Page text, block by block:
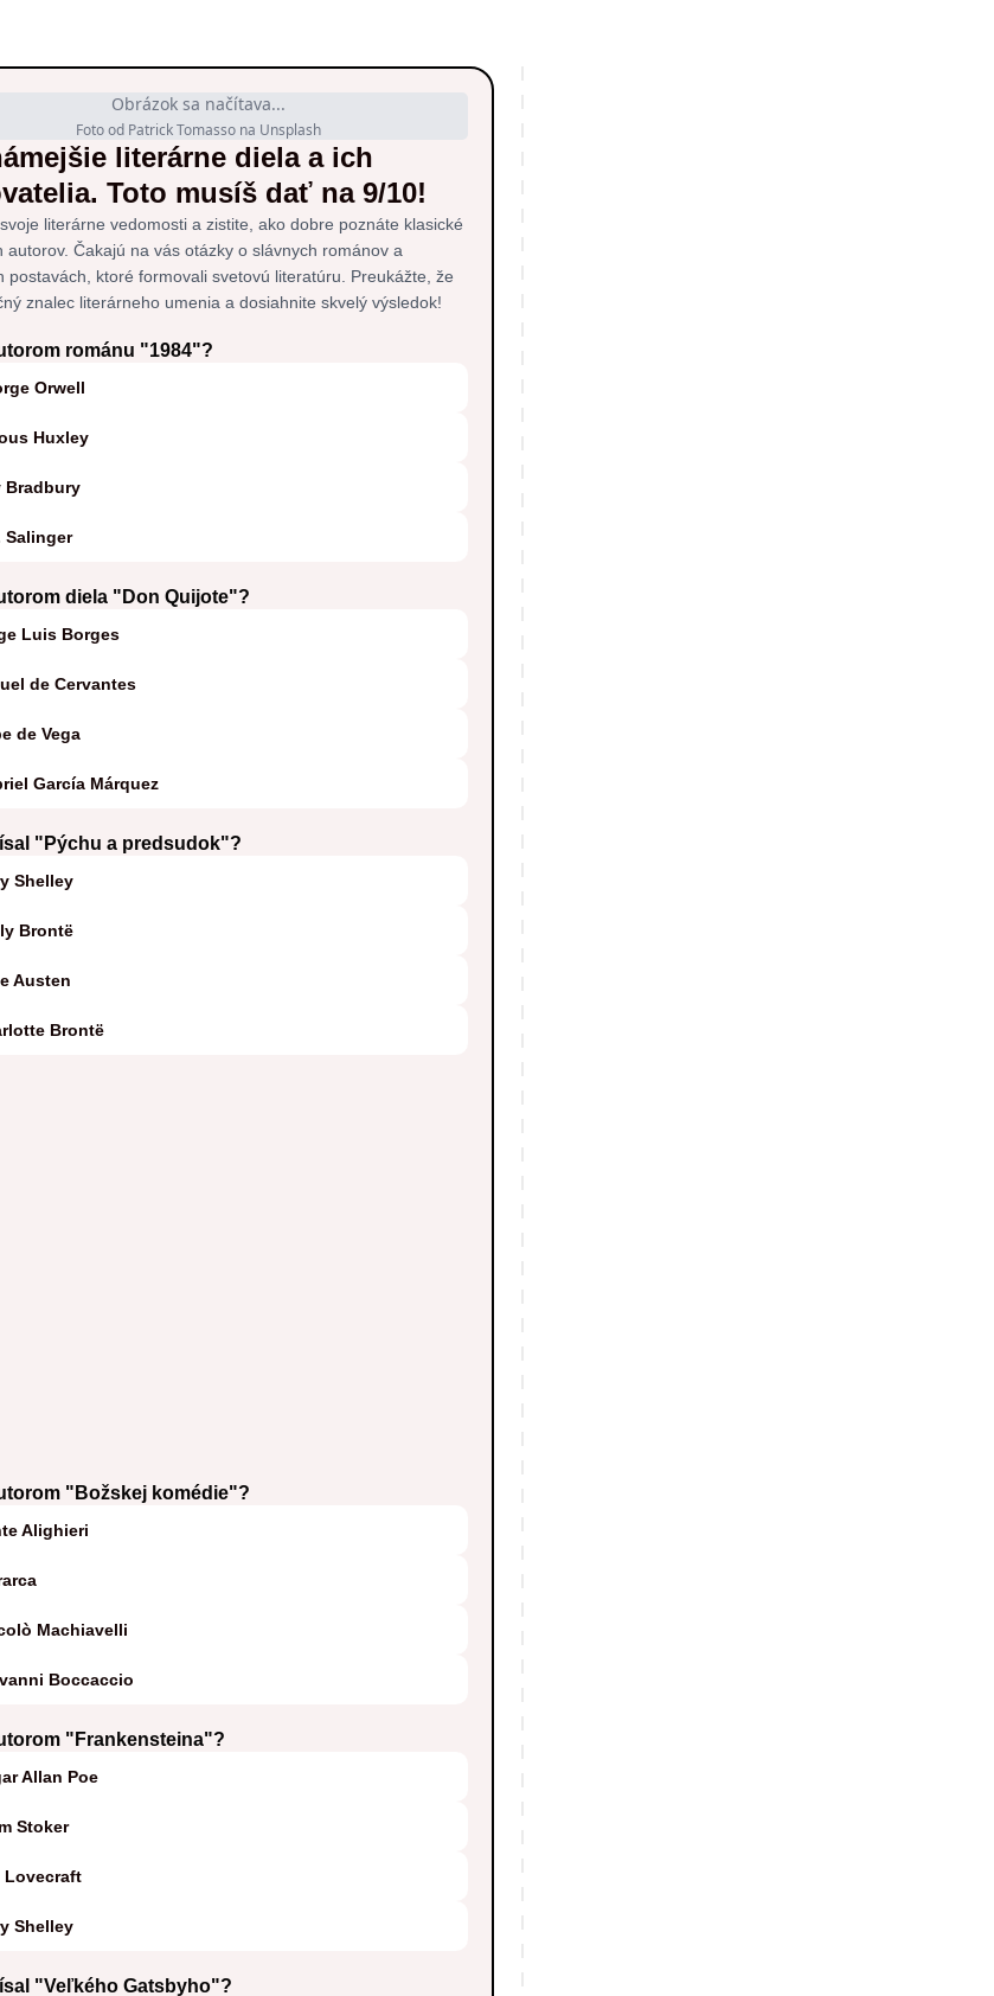
Obrázok sa načítava...
Foto od Patrick Tomasso na Unsplash
literárne diela a ich
Toto musíš dať na 9/10!
literárne vedomosti a zistite, ako dobre poznáte klasické
autorov. Čakajú na vás otázky o slávnych románov a
postavách, ktoré formovali svetovú literatúru. Preukážte, že
znalec literárneho umenia a dosiahnite skvelý výsledok!
románu "1984"?
Orwell
Huxley
Bradbury
Salinger
diela "Don Quijote"?
Luis Borges
de Cervantes
de Vega
García Márquez
"Pýchu a predsudok"?
Shelley
Brontë
Austen
Brontë
"Božskej komédie"?
Alighieri
Machiavelli
Boccaccio
"Frankensteina"?
Allan Poe
Stoker
Lovecraft
Shelley
"Veľkého Gatsbyho"?